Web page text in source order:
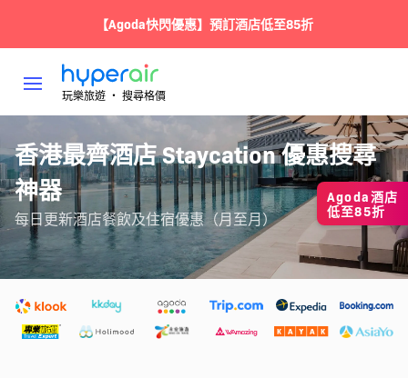
【Agoda快閃優惠】預訂酒店低至85折
玩樂旅遊 ‧ 搜尋格價
香港最齊酒店 Staycation 優惠搜尋
神器
每日更新酒店餐飲及住宿優惠（月至月）
Agoda酒店
低至85折